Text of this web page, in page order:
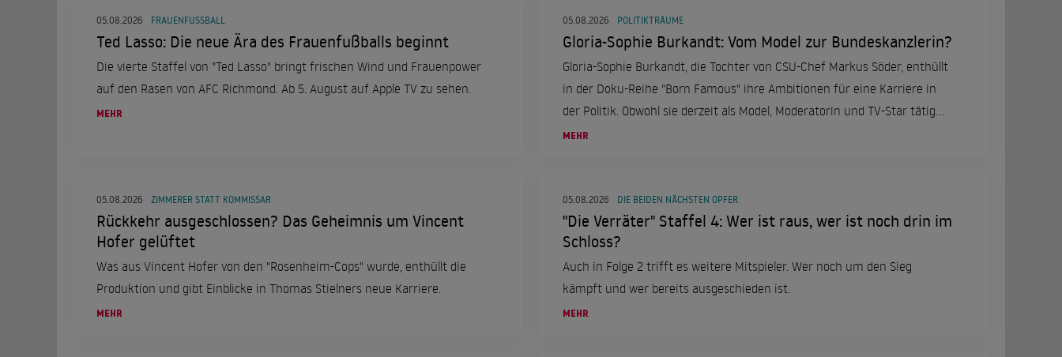
05.08.2026 FRAUENFUSSBALL
Ted Lasso: Die neue Ära des Frauenfußballs beginnt
Die vierte Staffel von "Ted Lasso" bringt frischen Wind und Frauenpower
auf den Rasen von AFC Richmond. Ab 5. August auf Apple TV zu sehen.
MEHR
05.08.2026 POLITIKTRÄUME
Gloria-Sophie Burkandt: Vom Model zur Bundeskanzlerin?
Gloria-Sophie Burkandt, die Tochter von CSU-Chef Markus Söder, enthüllt
in der Doku-Reihe "Born Famous" ihre Ambitionen für eine Karriere in
der Politik. Obwohl sie derzeit als Model, Moderatorin und TV-Star tätig
ist, träumt sie davon, sich für schwächere Menschen einzusetzen.
MEHR
05.08.2026 ZIMMERER STATT KOMMISSAR
Rückkehr ausgeschlossen? Das Geheimnis um Vincent
Hofer gelüftet
Was aus Vincent Hofer von den "Rosenheim-Cops" wurde, enthüllt die
Produktion und gibt Einblicke in Thomas Stielners neue Karriere.
MEHR
05.08.2026 DIE BEIDEN NÄCHSTEN OPFER
"Die Verräter" Staffel 4: Wer ist raus, wer ist noch drin im
Schloss?
Auch in Folge 2 trifft es weitere Mitspieler. Wer noch um den Sieg
kämpft und wer bereits ausgeschieden ist.
MEHR